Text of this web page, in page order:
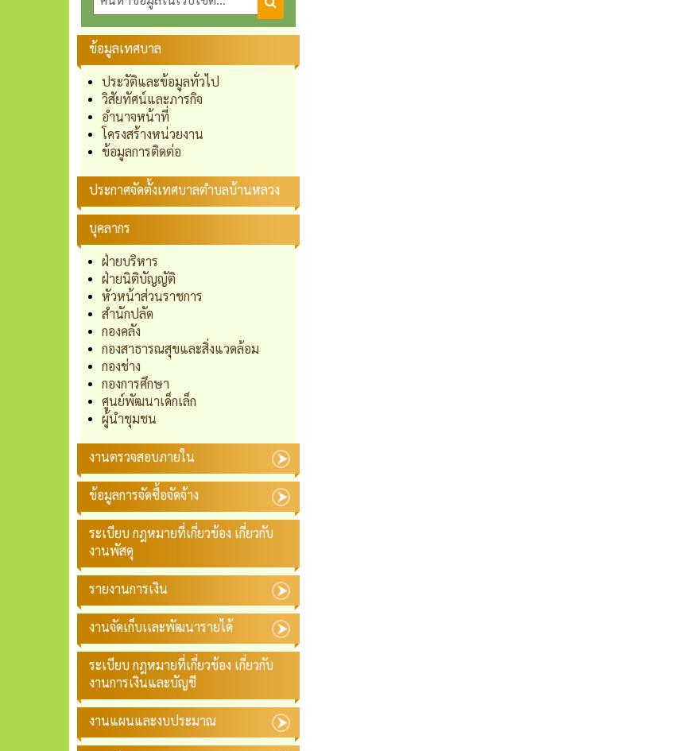
ข้อมูลเทศบาล
ประวัติและข้อมูลทั่วไป
วิสัยทัศน์และภารกิจ
อำนาจหน้าที่
โครงสร้างหน่วยงาน
ข้อมูลการติดต่อ
ประกาศจัดตั้งเทศบาลตำบลบ้านหลวง
บุคลากร
ฝ่ายบริหาร
ฝ่ายนิติบัญญัติ
หัวหน้าส่วนราชการ
สำนักปลัด
กองคลัง
กองสาธารณสุขและสิ่งแวดล้อม
กองช่าง
กองการศึกษา
ศูนย์พัฒนาเด็กเล็ก
ผู้นำชุมชน
งานตรวจสอบภายใน
ข้อมูลการจัดซื้อจัดจ้าง
ระเบียบ กฎหมายที่เกี่ยวข้อง เกี่ยวกับ
งานพัสดุ
รายงานการเงิน
งานจัดเก็บเเละพัฒนารายได้
ระเบียบ กฎหมายที่เกี่ยวข้อง เกี่ยวกับ
งานการเงินและบัญชี
งานแผนและงบประมาณ